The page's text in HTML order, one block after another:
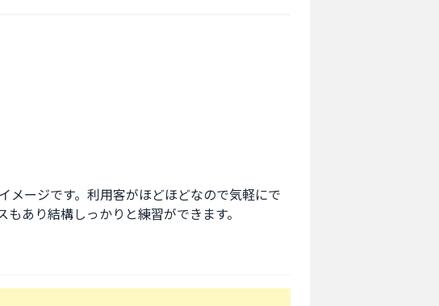
ージです。利用客がほどほどなので気軽にで
あり結構しっかりと練習ができます。